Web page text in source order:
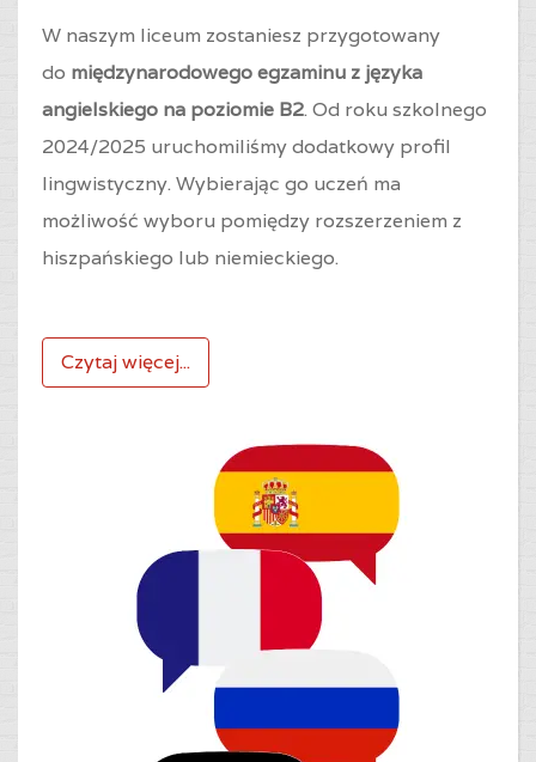
W naszym liceum zostaniesz przygotowany
do międzynarodowego egzaminu z języka
angielskiego na poziomie B2. Od roku szkolnego
2024/2025 uruchomiliśmy dodatkowy profil
lingwistyczny. Wybierając go uczeń ma
możliwość wyboru pomiędzy rozszerzeniem z
hiszpańskiego lub niemieckiego.
Czytaj więcej...